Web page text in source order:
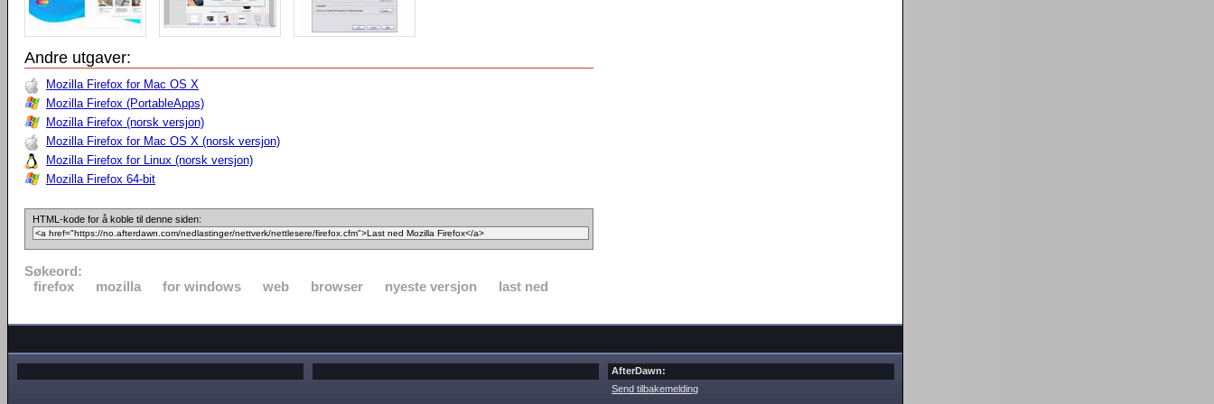
Andre utgaver:
Mozilla Firefox for Mac OS X
Mozilla Firefox (PortableApps)
Mozilla Firefox (norsk versjon)
Mozilla Firefox for Mac OS X (norsk versjon)
Mozilla Firefox for Linux (norsk versjon)
Mozilla Firefox 64-bit
HTML-kode for å koble til denne siden:
Søkeord:
firefox
mozilla for windows web browser nyeste versjon last ned
AfterDawn:
Send tilbakemelding